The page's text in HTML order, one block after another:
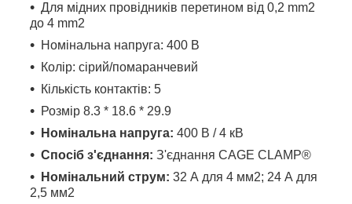
Для мідних провідників перетином від 0,2 mm2
до 4 mm2
Номінальна напруга: 400 В
Колір: сірий/помаранчевий
Кількість контактів: 5
Розмір 8.3 * 18.6 * 29.9
Номінальна напруга: 400 В / 4 кВ
Спосіб з'єднання: З'єднання CAGE CLAMP®
Номінальний струм: 32 А для 4 мм2; 24 А для
2,5 мм2